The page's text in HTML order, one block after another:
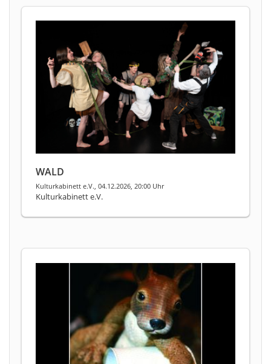
WALD
Kulturkabinett e.V., 04.12.2026, 20:00 Uhr
Kulturkabinett e.V.